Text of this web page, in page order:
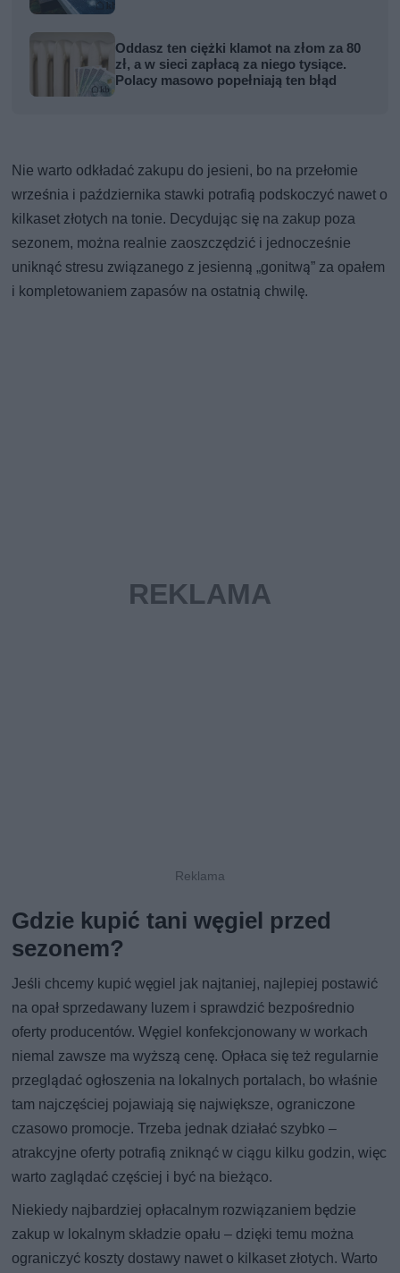
Oddasz ten ciężki klamot na złom za 80
zł, a w sieci zapłacą za niego tysiące.
Polacy masowo popełniają ten błąd
Nie warto odkładać zakupu do jesieni, bo na przełomie
września i października stawki potrafią podskoczyć nawet o
kilkaset złotych na tonie. Decydując się na zakup poza
sezonem, można realnie zaoszczędzić i jednocześnie
uniknąć stresu związanego z jesienną „gonitwą” za opałem
i kompletowaniem zapasów na ostatnią chwilę.
Gdzie kupić tani węgiel przed
sezonem?
Jeśli chcemy kupić węgiel jak najtaniej, najlepiej postawić
na opał sprzedawany luzem i sprawdzić bezpośrednio
oferty producentów. Węgiel konfekcjonowany w workach
niemal zawsze ma wyższą cenę. Opłaca się też regularnie
przeglądać ogłoszenia na lokalnych portalach, bo właśnie
tam najczęściej pojawiają się największe, ograniczone
czasowo promocje. Trzeba jednak działać szybko –
atrakcyjne oferty potrafią zniknąć w ciągu kilku godzin, więc
warto zaglądać częściej i być na bieżąco.
Niekiedy najbardziej opłacalnym rozwiązaniem będzie
zakup w lokalnym składzie opału – dzięki temu można
ograniczyć koszty dostawy nawet o kilkaset złotych. Warto